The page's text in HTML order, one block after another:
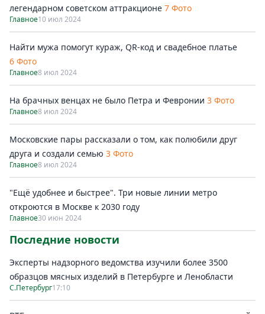
легендарном советском аттракционе 7 Фото
Главное10 июл 2024
Найти мужа помогут кураж, QR-код и свадебное платье
6 Фото
Главное8 июл 2024
На брачных венцах не было Петра и Февронии 3 Фото
Главное8 июл 2024
Московские пары рассказали о том, как полюбили друг
друга и создали семью 3 Фото
Главное8 июл 2024
"Ещё удобнее и быстрее". Три новые линии метро
откроются в Москве к 2030 году
Главное30 июн 2024
Последние новости
Эксперты надзорного ведомства изучили более 3500
образцов мясных изделий в Петербурге и Ленобласти
С.Петербург17:10